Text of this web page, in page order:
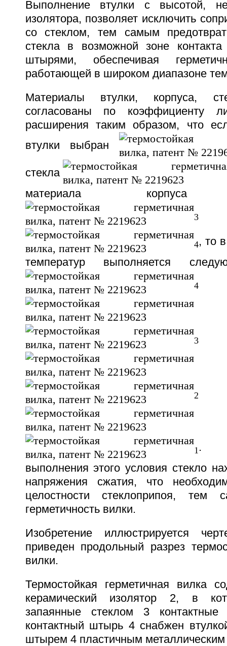
Выполнение втулки с высотой,
изолятора, позволяет исключить
со стеклом, тем самым
стекла в возможной зоне
штырями, обеспечивая
работающей в широком диапазоне
Материалы втулки, корпуса,
согласованы по коэффициенту
расширения таким образом, что
втулки выбран
стекла
материала корпуса
3
4, то
температур выполняется
4
3
2
1 . В
выполнения этого условия стекло
напряжения сжатия, что
целостности стеклоприпоя, тем
герметичность вилки.
Изобретение иллюстрируется
приведен продольный разрез
вилки.
Термостойкая герметичная вилка
керамический изолятор 2, в
запаянные стеклом 3
контактный штырь 4 снабжен
штырем 4 пластичным